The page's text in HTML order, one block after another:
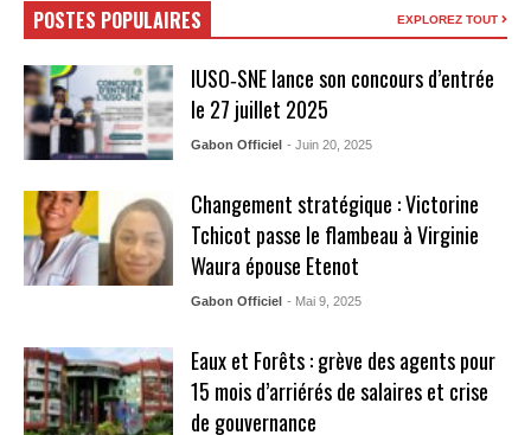
POSTES POPULAIRES EXPLOREZ TOUT
IUSO‑SNE lance son concours d’entrée
le 27 juillet 2025
Gabon Officiel - Juin 20, 2025
Changement stratégique : Victorine
Tchicot passe le flambeau à Virginie
Waura épouse Etenot
Gabon Officiel - Mai 9, 2025
Eaux et Forêts : grève des agents pour
15 mois d’arriérés de salaires et crise
de gouvernance